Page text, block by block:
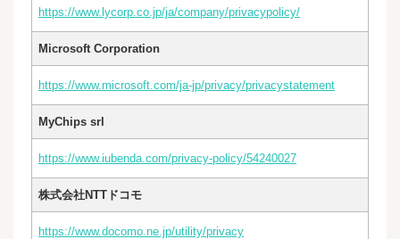
https://www.lycorp.co.jp/ja/company/privacypolicy/
Microsoft Corporation
https://www.microsoft.com/ja-jp/privacy/privacystatement
MyChips srl
https://www.iubenda.com/privacy-policy/54240027
株式会社NTTドコモ
https://www.docomo.ne.jp/utility/privacy